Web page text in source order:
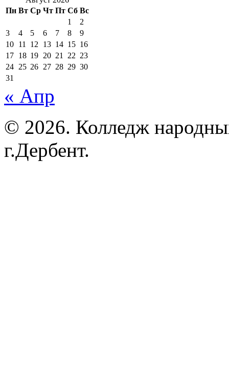
Пн Вт Ср Чт Пт Сб Вс
1
2
3
4 5 6 7 8
9
10 11 12 13 14 15 16
17 18 19 20 21 22 23
24 25 26 27 28 29 30
31
« Апр
© 2026. Колледж
г.Дербент.